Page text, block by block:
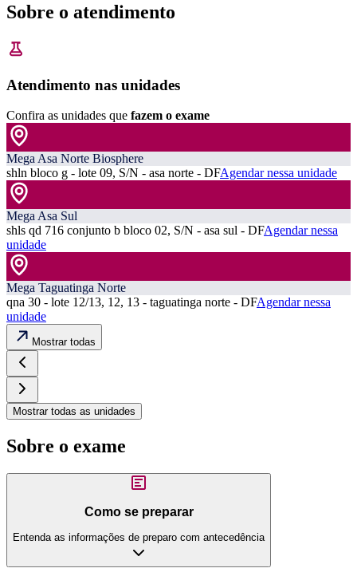
Sobre o atendimento
Atendimento nas unidades
Confira as unidades que fazem o exame
Mega Asa Norte Biosphere
shln bloco g - lote 09, S/N - asa norte - DFAgendar nessa unidade
Mega Asa Sul
shls qd 716 conjunto b bloco 02, S/N - asa sul - DFAgendar nessa
unidade
Mega Taguatinga Norte
qna 30 - lote 12/13, 12, 13 - taguatinga norte - DFAgendar nessa
unidade
Mostrar todas
Mostrar todas as unidades
Sobre o exame
Como se preparar
Entenda as informações de preparo com antecedência